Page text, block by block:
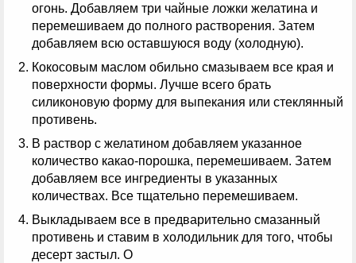
огонь. Добавляем три чайные ложки желатина и
перемешиваем до полного растворения. Затем
добавляем всю оставшуюся воду (холодную).
Кокосовым маслом обильно смазываем все края и
поверхности формы. Лучше всего брать
силиконовую форму для выпекания или стеклянный
противень.
В раствор с желатином добавляем указанное
количество какао-порошка, перемешиваем. Затем
добавляем все ингредиенты в указанных
количествах. Все тщательно перемешиваем.
Выкладываем все в предварительно смазанный
противень и ставим в холодильник для того, чтобы
десерт застыл. О